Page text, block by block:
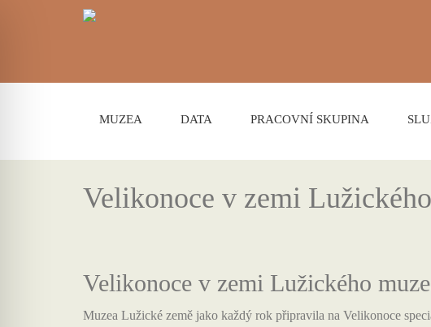
MUZEA DATA PRACOVNÍ SKUPINA
Velikonoce v zemi
Velikonoce v zemi Lužického
Muzea Lužické země jako každý rok připravila na Velikonoce